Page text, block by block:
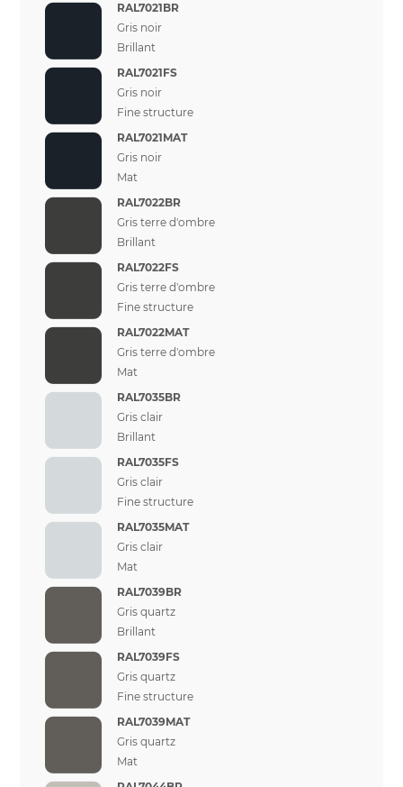
RAL7021BR
Gris noir
Brillant
RAL7021FS
Gris noir
Fine structure
RAL7021MAT
Gris noir
Mat
RAL7022BR
Gris terre d'ombre
Brillant
RAL7022FS
Gris terre d'ombre
Fine structure
RAL7022MAT
Gris terre d'ombre
Mat
RAL7035BR
Gris clair
Brillant
RAL7035FS
Gris clair
Fine structure
RAL7035MAT
Gris clair
Mat
RAL7039BR
Gris quartz
Brillant
RAL7039FS
Gris quartz
Fine structure
RAL7039MAT
Gris quartz
Mat